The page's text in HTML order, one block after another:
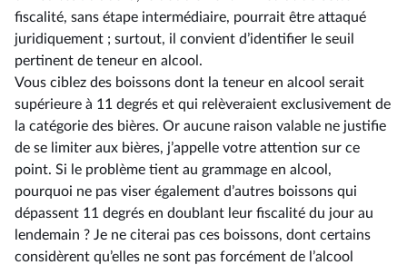
fiscalité, sans étape intermédiaire, pourrait être attaqué
juridiquement ; surtout, il convient d’identifier le seuil
pertinent de teneur en alcool.
Vous ciblez des boissons dont la teneur en alcool serait
supérieure à 11 degrés et qui relèveraient exclusivement de
la catégorie des bières. Or aucune raison valable ne justifie
de se limiter aux bières, j’appelle votre attention sur ce
point. Si le problème tient au grammage en alcool,
pourquoi ne pas viser également d’autres boissons qui
dépassent 11 degrés en doublant leur fiscalité du jour au
lendemain ? Je ne citerai pas ces boissons, dont certains
considèrent qu’elles ne sont pas forcément de l’alcool